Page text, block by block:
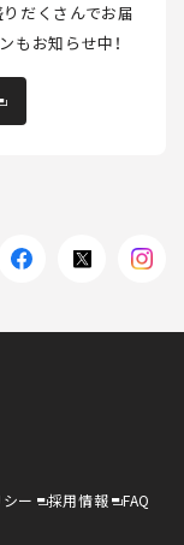
だくさんでお届
もお知らせ中！
ー 採用情報 FAQ